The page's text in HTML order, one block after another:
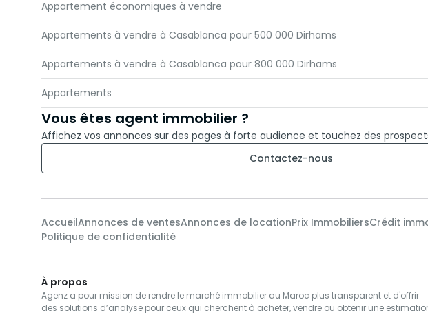
Appartement économiques à vendre
Appartements à vendre à Casablanca pour 500 000 Dirhams
Appartements à vendre à Casablanca pour 800 000 Dirhams
Appartements
Vous êtes agent immobilier ?
Affichez vos annonces sur des pages à forte audience et touchez des
Contactez-nous
AccueilAnnonces de ventesAnnonces de locationPrix ImmobiliersCrédit
Politique de confidentialité
À propos
Agenz a pour mission de rendre le marché immobilier au Maroc plus transparent et d'offrir
des solutions d’analyse pour ceux qui cherchent à acheter, vendre ou obtenir une